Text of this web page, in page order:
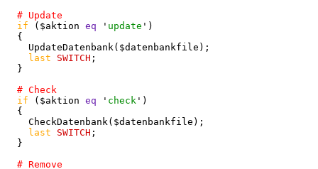
if ($aktion eq ' update ')
  {
    UpdateDatenbank($datenbankfile);
last
SWITCH ;
  }
if ($aktion eq ' check ')
  {
    CheckDatenbank($datenbankfile);
last
SWITCH ;
  }